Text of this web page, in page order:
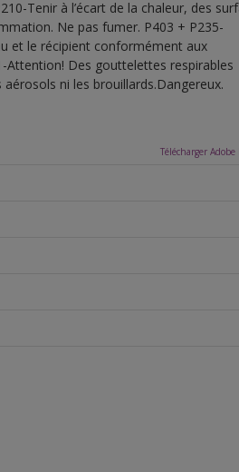
Tenir à l’écart de la chaleur, des
Ne pas fumer. P403 + P235-
et le récipient conformément aux
Attention! Des gouttelettes respirables
ni les brouillards.Dangereux.
Télécharger Adobe